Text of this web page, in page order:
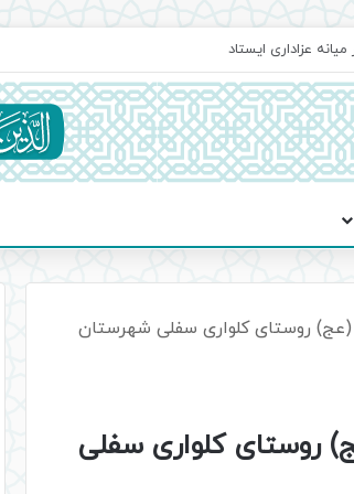
(س)
(عج) روستای کلواری سفلی شهرستان
(عج) روستای کلواری سفلی